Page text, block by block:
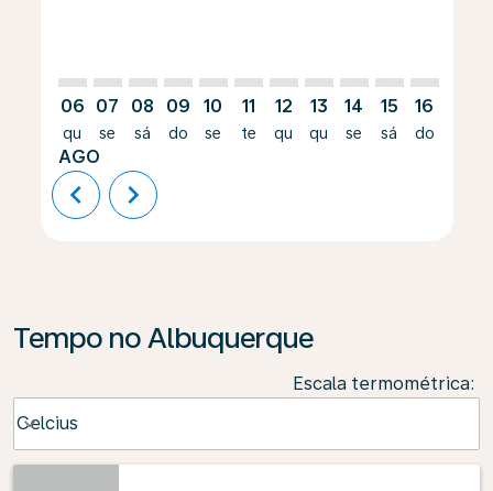
06
qu
AGO
07
se
08
sá
09
do
10
se
11
te
12
qu
13
qu
14
se
15
sá
16
do
chevron_left chevron_right
Tempo no Albuquerque
Escala termométrica:
Celcius
keyboard_arrow_down